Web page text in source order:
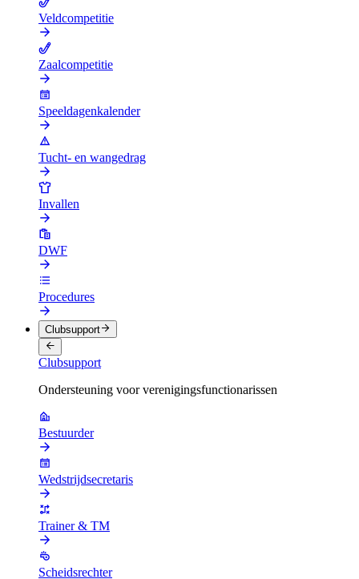
Veldcompetitie
Zaalcompetitie
Speeldagenkalender
Tucht- en wangedrag
Invallen
DWF
Procedures
Clubsupport
Clubsupport
Ondersteuning voor verenigingsfunctionarissen
Bestuurder
Wedstrijdsecretaris
Trainer & TM
Scheidsrechter